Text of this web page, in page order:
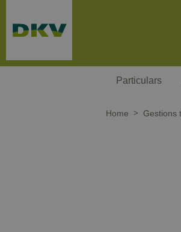
Particulars
Home Gestions